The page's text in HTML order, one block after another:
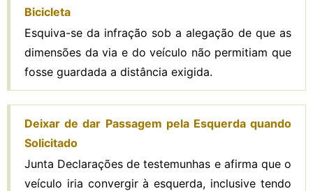
Bicicleta
Esquiva-se da infração sob a alegação de que as
dimensões da via e do veículo não permitiam que
fosse guardada a distância exigida.
Deixar de dar Passagem pela Esquerda quando
Solicitado
Junta Declarações de testemunhas e afirma que o
veículo iria convergir à esquerda, inclusive tendo